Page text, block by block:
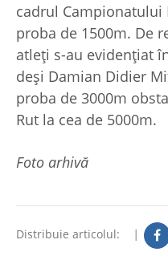
cadrul
proba de 1500m. De
atleți s-au evidențiat
deși Damian Didier
proba de 3000m
Rut la cea de 5000m.
Foto arhivă
Distribuie articolul: |